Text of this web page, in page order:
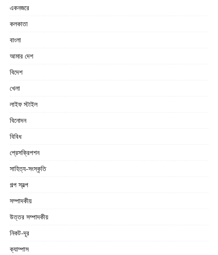
একনজরে
কলকাতা
বাংলা
আমার দেশ
বিদেশ
খেলা
লাইফ স্টাইল
বিনোদন
বিবিধ
প্রেসক্রিপশন
সাহিত্য-সংস্কৃতি
গল্প স্বল্প
সম্পাদকীয়
উত্তর সম্পাদকীয়
নিকট-দূর
ক্যাম্পাস